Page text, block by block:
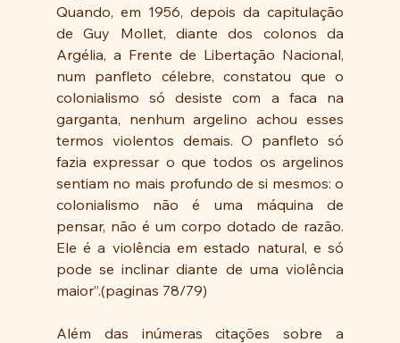
Quando, em 1956, depois da capitulação
de Guy Mollet, diante dos colonos da
Argélia, a Frente de Libertação Nacional,
num panfleto célebre, constatou que o
colonialismo só desiste com a faca na
garganta, nenhum argelino achou esses
termos violentos demais. O panfleto só
fazia expressar o que todos os argelinos
sentiam no mais profundo de si mesmos: o
colonialismo não é uma máquina de
pensar, não é um corpo dotado de razão.
Ele é a violência em estado natural, e só
pode se inclinar diante de uma violência
maior”.(paginas 78/79)
Além das inúmeras citações sobre a